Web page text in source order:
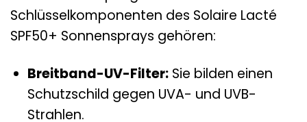
Schlüsselkomponenten des Solaire Lacté
SPF50+ Sonnensprays gehören:
Breitband-UV-Filter:Sie bilden einen
Schutzschild gegen UVA- und UVB-
Strahlen.